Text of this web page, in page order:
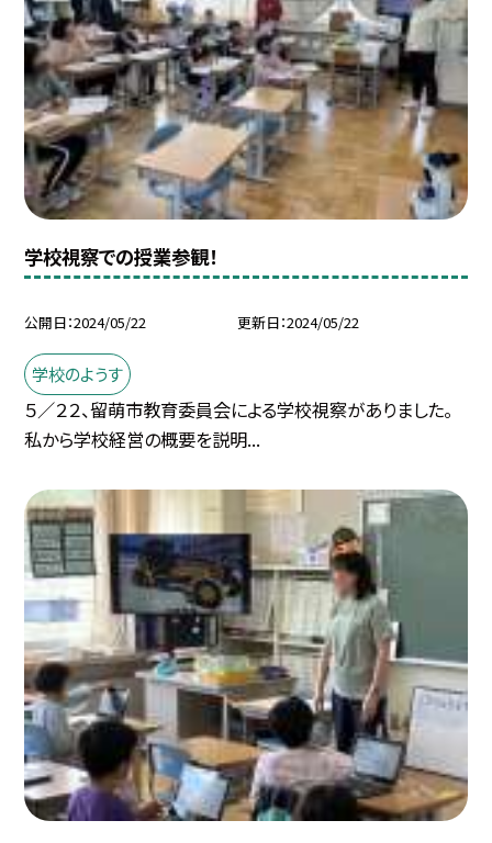
学校視察での授業参観！
公開日 2024/05/22 更新日 2024/05/22
学校のようす
５／２２、留萌市教育委員会による学校視察がありました。
私から学校経営の概要を説明...